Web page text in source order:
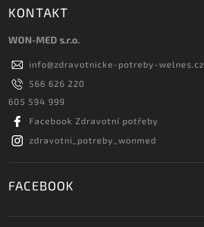
KONTAKT
WON-MED s.r.o.
info@zdravotnicke-potreby-welnes.cz
566 626 220
605 594 999
Facebook Zdravotní potřeby
zdravotni_potreby_wonmed
FACEBOOK